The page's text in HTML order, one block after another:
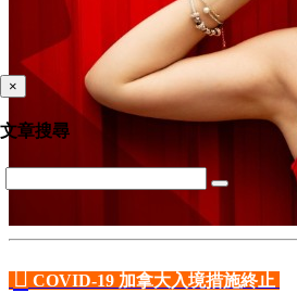
 COVID-19 加拿大入境措施終止
×
文章搜尋